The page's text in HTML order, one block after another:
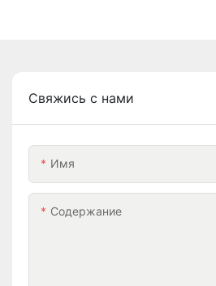
Свяжись с нами
Имя
Содержание